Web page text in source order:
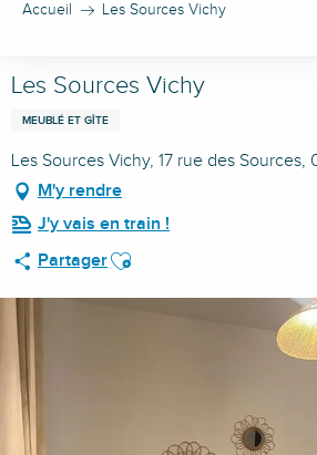
Accueil Les Sources Vichy
Les Sources Vichy
MEUBLÉ ET GÎTE
Les Sources Vichy, 17 rue des
M'y rendre
J'y vais en train !
PartagerAjouter aux favoris